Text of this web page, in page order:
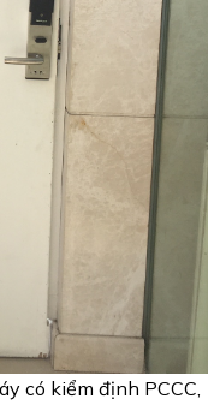
có kiểm định PCCC,